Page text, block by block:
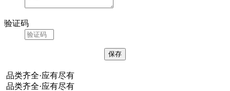
验证码
品类齐全·应有尽有
品类齐全·应有尽有